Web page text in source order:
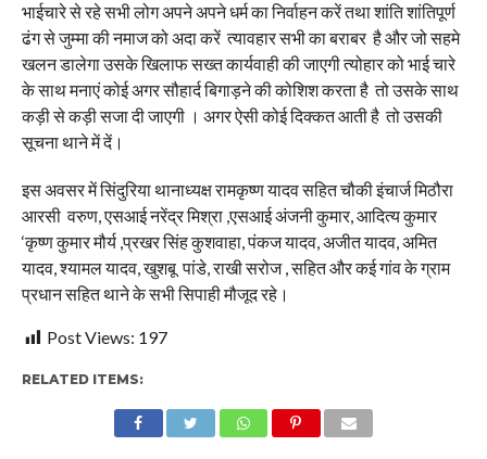
भाईचारे से रहे सभी लोग अपने अपने धर्म का निर्वाहन करें तथा शांति शांतिपूर्ण
ढंग से जुम्मा की नमाज को अदा करें त्यावहार सभी का बराबर है और जो सहमे
खलन डालेगा उसके खिलाफ सख्त कार्यवाही की जाएगी त्योहार को भाई चारे
के साथ मनाएं कोई अगर सौहार्द बिगाड़ने की कोशिश करता है तो उसके साथ
कड़ी से कड़ी सजा दी जाएगी । अगर ऐसी कोई दिक्कत आती है तो उसकी
सूचना थाने में दें।
इस अवसर में सिंदुरिया थानाध्यक्ष रामकृष्ण यादव सहित चौकी इंचार्ज मिठौरा
आरसी वरुण, एसआई नरेंद्र मिश्रा ,एसआई अंजनी कुमार, आदित्य कुमार
‘कृष्ण कुमार मौर्य ,प्रखर सिंह कुशवाहा, पंकज यादव, अजीत यादव, अमित
यादव, श्यामल यादव, खुशबू पांडे, राखी सरोज , सहित और कई गांव के ग्राम
प्रधान सहित थाने के सभी सिपाही मौजूद रहे।
Post Views: 197
RELATED ITEMS: